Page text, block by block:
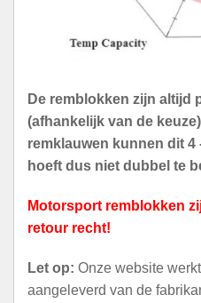
De remblokken zijn altijd
(afhankelijk van de
remklauwen kunnen dit 4
hoeft dus niet dubbel te
Motorsport remblokken
retour recht!
Let op: Onze website
aangeleverd van de